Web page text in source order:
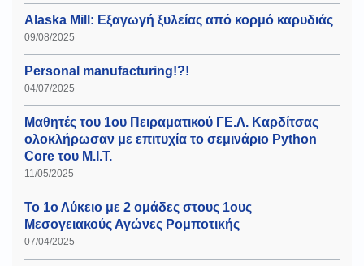
Alaska Mill: Εξαγωγή ξυλείας από κορμό καρυδιάς
09/08/2025
Personal manufacturing!?!
04/07/2025
Μαθητές του 1ου Πειραματικού ΓΕ.Λ. Καρδίτσας
ολοκλήρωσαν με επιτυχία το σεμινάριο Python
Core του Μ.Ι.Τ.
11/05/2025
Το 1ο Λύκειο με 2 ομάδες στους 1ους
Μεσογειακούς Αγώνες Ρομποτικής
07/04/2025